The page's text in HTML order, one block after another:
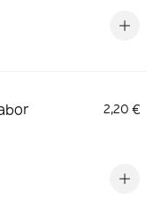
2,20 €